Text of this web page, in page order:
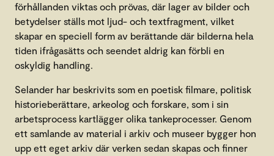
förhållanden viktas och prövas, där lager av bilder och
betydelser ställs mot ljud- och textfragment, vilket
skapar en speciell form av berättande där bilderna hela
tiden ifrågasätts och seendet aldrig kan förbli en
oskyldig handling.
Selander har beskrivits som en poetisk filmare, politisk
historieberättare, arkeolog och forskare, som i sin
arbetsprocess kartlägger olika tankeprocesser. Genom
ett samlande av material i arkiv och museer bygger hon
upp ett eget arkiv där verken sedan skapas och finner